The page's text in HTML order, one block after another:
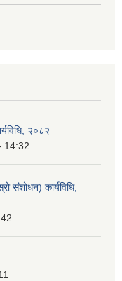
२०८२
14:32
संशोधन) कार्यविधि,